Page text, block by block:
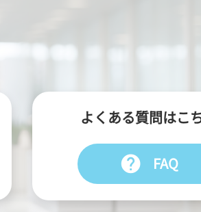
よくある質問はこ
help FAQ